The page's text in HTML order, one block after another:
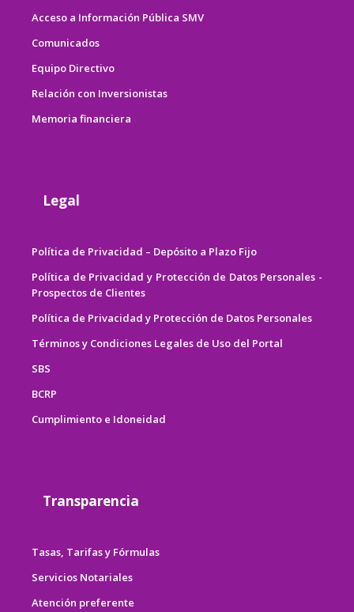
Acceso a Información Pública SMV
Comunicados
Equipo Directivo
Relación con Inversionistas
Memoria financiera
Legal
Política de Privacidad – Depósito a Plazo Fijo
Política de Privacidad y Protección de Datos Personales -
Prospectos de Clientes
Política de Privacidad y Protección de Datos Personales
Términos y Condiciones Legales de Uso del Portal
SBS
BCRP
Cumplimiento e Idoneidad
Transparencia
Tasas, Tarifas y Fórmulas
Servicios Notariales
Atención preferente